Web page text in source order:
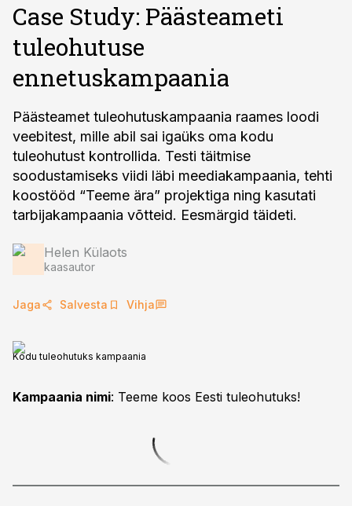
Case Study: Päästeameti
tuleohutuse
ennetuskampaania
Päästeamet tuleohutuskampaania raames loodi
veebitest, mille abil sai igaüks oma kodu
tuleohutust kontrollida. Testi täitmise
soodustamiseks viidi läbi meediakampaania, tehti
koostööd “Teeme ära” projektiga ning kasutati
tarbijakampaania võtteid. Eesmärgid täideti.
Helen Külaots
kaasautor
Jaga Salvesta Vihja
Kodu tuleohutuks kampaania
Kampaania nimi: Teeme koos Eesti tuleohutuks!